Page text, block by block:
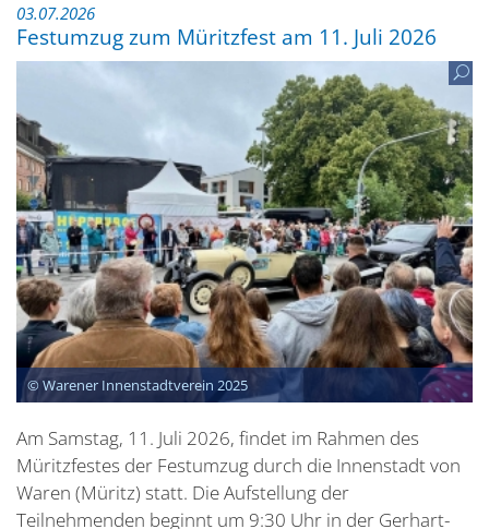
03.07.2026
Festumzug zum Müritzfest am 11. Juli 2026
© Warener Innenstadtverein 2025
Am Samstag, 11. Juli 2026, findet im Rahmen des
Müritzfestes der Festumzug durch die Innenstadt von
Waren (Müritz) statt. Die Aufstellung der
Teilnehmenden beginnt um 9:30 Uhr in der Gerhart-